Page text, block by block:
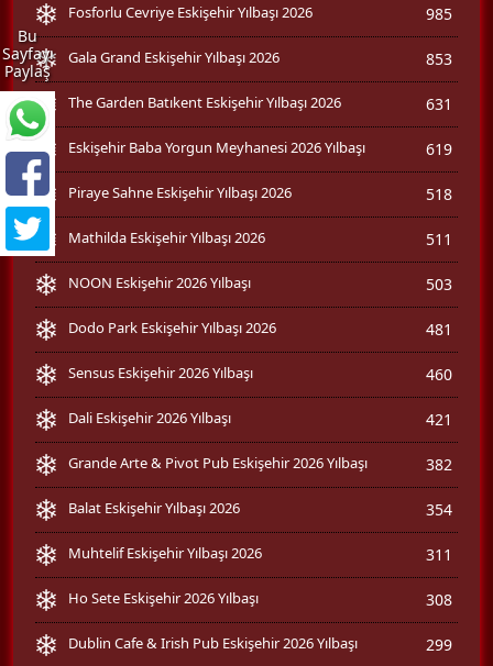
Bu
Sayfayı
Paylaş
Fosforlu Cevriye Eskişehir Yılbaşı 2026 985
Gala Grand Eskişehir Yılbaşı 2026 853
The Garden Batıkent Eskişehir Yılbaşı 2026 631
Eskişehir Baba Yorgun Meyhanesi 2026 Yılbaşı 619
Piraye Sahne Eskişehir Yılbaşı 2026 518
Mathilda Eskişehir Yılbaşı 2026 511
NOON Eskişehir 2026 Yılbaşı 503
Dodo Park Eskişehir Yılbaşı 2026 481
Sensus Eskişehir 2026 Yılbaşı 460
Dali Eskişehir 2026 Yılbaşı 421
Grande Arte & Pivot Pub Eskişehir 2026 Yılbaşı 382
Balat Eskişehir Yılbaşı 2026 354
Muhtelif Eskişehir Yılbaşı 2026 311
Ho Sete Eskişehir 2026 Yılbaşı 308
Dublin Cafe & Irish Pub Eskişehir 2026 Yılbaşı 299